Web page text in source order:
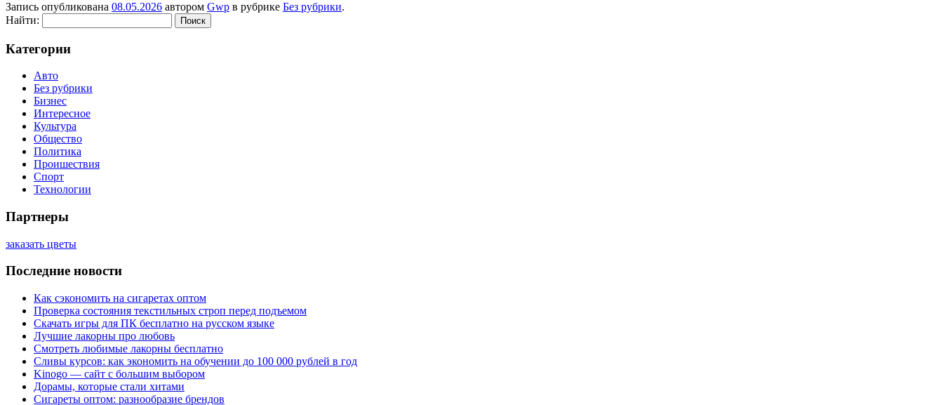
Запись опубликована 08.05.2026 автором Gwp в рубрике Без рубрики.
Найти:
Категории
Авто
Без рубрики
Бизнес
Интересное
Культура
Общество
Политика
Проишествия
Спорт
Технологии
Партнеры
заказать цветы
Последние новости
Как сэкономить на сигаретах оптом
Проверка состояния текстильных строп перед подъемом
Скачать игры для ПК бесплатно на русском языке
Лучшие лакорны про любовь
Смотреть любимые лакорны бесплатно
Сливы курсов: как экономить на обучении до 100 000 рублей в год
Kinogo — сайт с большим выбором
Дорамы, которые стали хитами
Сигареты оптом: разнообразие брендов